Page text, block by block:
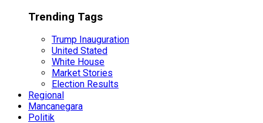
Trending Tags
Trump Inauguration
United Stated
White House
Market Stories
Election Results
Regional
Mancanegara
Politik